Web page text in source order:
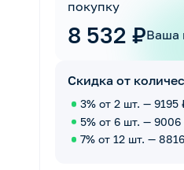
покупку
8 532 ₽Ваша
Скидка от
3% от 2 шт. — 9195
5% от 6 шт. —
7% от 12 шт. —